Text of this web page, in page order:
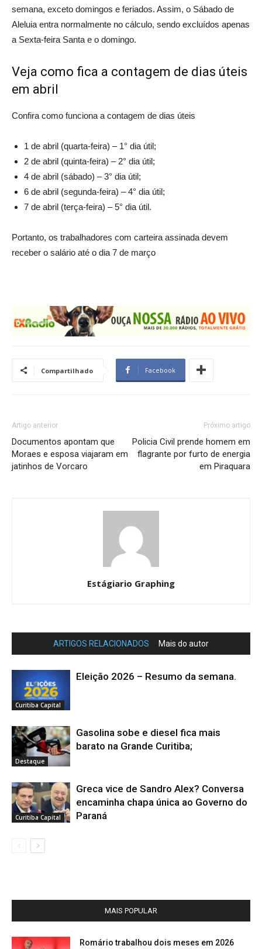
semana, exceto domingos e feriados. Assim, o Sábado de
Aleluia entra normalmente no cálculo, sendo excluídos apenas
a Sexta-feira Santa e o domingo.
Veja como fica a contagem de dias úteis
em abril
Confira como funciona a contagem de dias úteis
1 de abril (quarta-feira) – 1° dia útil;
2 de abril (quinta-feira) – 2° dia útil;
4 de abril (sábado) – 3° dia útil;
6 de abril (segunda-feira) – 4° dia útil;
7 de abril (terça-feira) – 5° dia útil.
Portanto, os trabalhadores com carteira assinada devem
receber o salário até o dia 7 de março
Compartilhado Facebook
Artigo anterior
Documentos apontam que
Moraes e esposa viajaram em
jatinhos de Vorcaro
Próximo artigo
Policia Civil prende homem em
flagrante por furto de energia
em Piraquara
Estágiario Graphing
ARTIGOS RELACIONADOS Mais do autor
Curitiba Capital
Eleição 2026 – Resumo da semana.
Destaque
Gasolina sobe e diesel fica mais
barato na Grande Curitiba;
Curitiba Capital
Greca vice de Sandro Alex? Conversa
encaminha chapa única ao Governo do
Paraná
MAIS POPULAR
Romário trabalhou dois meses em 2026